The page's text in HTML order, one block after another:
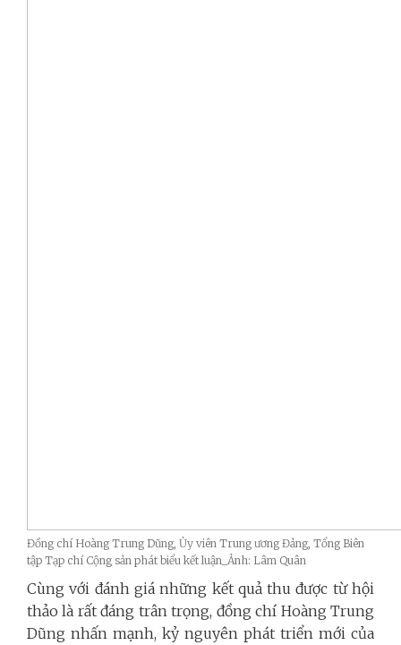
Đồng chí Hoàng Trung Dũng, Ủy viên Trung ương Đảng, Tổng Biên
tập Tạp chí Cộng sản phát biểu kết luận_Ảnh: Lâm Quân
Cùng với đánh giá những kết quả thu được từ hội
thảo là rất đáng trân trọng, đồng chí Hoàng Trung
Dũng nhấn mạnh, kỷ nguyên phát triển mới của